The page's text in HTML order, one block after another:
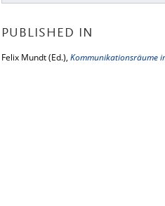
PUBLISHED IN
Felix Mundt (Ed.), Kommunikationsräume